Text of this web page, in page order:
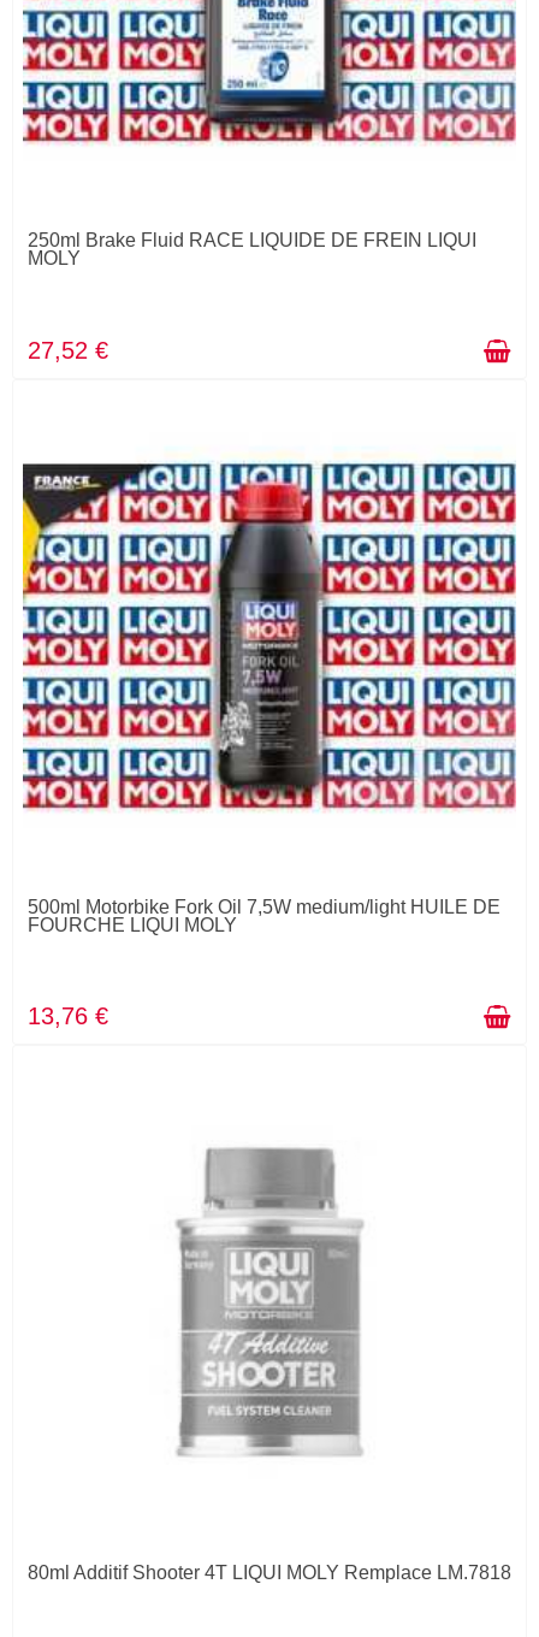
250ml Brake Fluid RACE LIQUIDE DE FREIN LIQUI
MOLY
27,52 €
500ml Motorbike Fork Oil 7,5W medium/light HUILE DE
FOURCHE LIQUI MOLY
13,76 €
80ml Additif Shooter 4T LIQUI MOLY Remplace LM.7818